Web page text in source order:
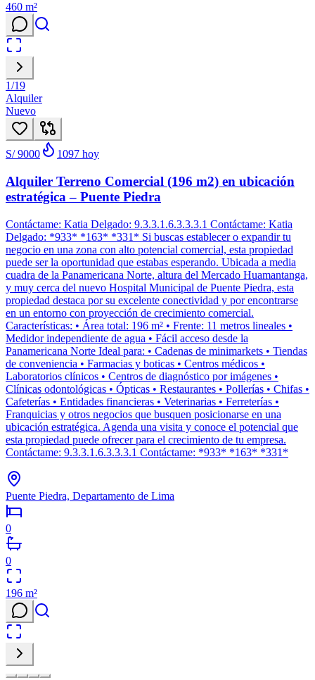
460 m²
1/19
Alquiler
Nuevo
S/ 9000 1097 hoy
Alquiler Terreno Comercial (196 m2) en ubicación
estratégica – Puente Piedra
Contáctame: Katia Delgado: 9.3.3.1.6.3.3.3.1 Contáctame: Katia
Delgado: *933* *163* *331* Si buscas establecer o expandir tu
negocio en una zona con alto potencial comercial, esta propiedad
puede ser la oportunidad que estabas esperando. Ubicada a media
cuadra de la Panamericana Norte, altura del Mercado Huamantanga,
y muy cerca del nuevo Hospital Municipal de Puente Piedra, esta
propiedad destaca por su excelente conectividad y por encontrarse
en un entorno con proyección de crecimiento comercial.
Características: • Área total: 196 m² • Frente: 11 metros lineales •
Medidor independiente de agua • Fácil acceso desde la
Panamericana Norte Ideal para: • Cadenas de minimarkets • Tiendas
de conveniencia • Farmacias y boticas • Centros médicos •
Laboratorios clínicos • Centros de diagnóstico por imágenes •
Clínicas odontológicas • Ópticas • Restaurantes • Pollerías • Chifas •
Cafeterías • Entidades financieras • Veterinarias • Ferreterías •
Franquicias y otros negocios que busquen posicionarse en una
ubicación estratégica. Agenda una visita y conoce el potencial que
esta propiedad puede ofrecer para el crecimiento de tu empresa.
Contáctame: 9.3.3.1.6.3.3.3.1 Contáctame: *933* *163* *331*
Puente Piedra, Departamento de Lima
0
0
196 m²